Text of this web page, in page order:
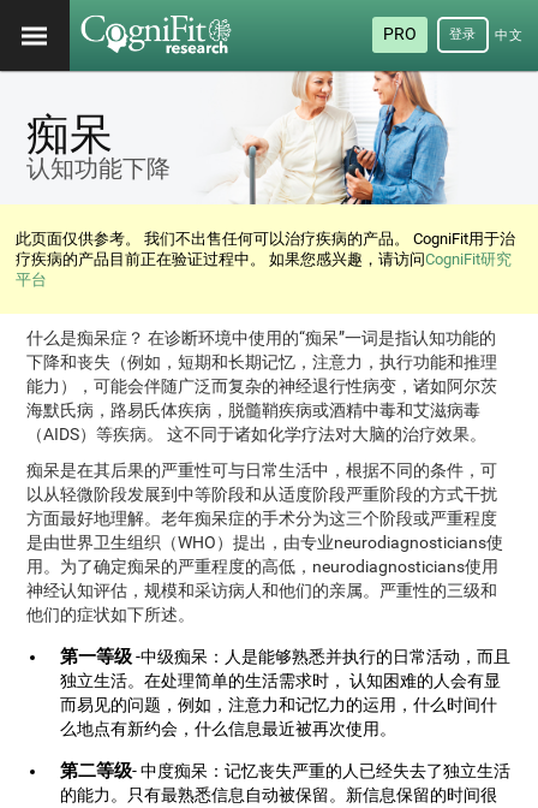
PRO 中文
(简
登录
痴呆
认知功能下降
此页面仅供参考。 我们不出售任何可以治疗疾病的产品。 CogniFit用于治
疗疾病的产品目前正在验证过程中。 如果您感兴趣，请访问CogniFit研究
平台
什么是痴呆症？ 在诊断环境中使用的“痴呆”一词是指认知功能的
下降和丧失（例如，短期和长期记忆，注意力，执行功能和推理
能力），可能会伴随广泛而复杂的神经退行性病变，诸如阿尔茨
海默氏病，路易氏体疾病，脱髓鞘疾病或酒精中毒和艾滋病毒
（AIDS）等疾病。 这不同于诸如化学疗法对大脑的治疗效果。
痴呆是在其后果的严重性可与日常生活中，根据不同的条件，可
以从轻微阶段发展到中等阶段和从适度阶段严重阶段的方式干扰
方面最好地理解。老年痴呆症的手术分为这三个阶段或严重程度
是由世界卫生组织（WHO）提出，由专业neurodiagnosticians使
用。为了确定痴呆的严重程度的高低，neurodiagnosticians使用
神经认知评估，规模和采访病人和他们的亲属。严重性的三级和
他们的症状如下所述。
第一等级-中级痴呆：人是能够熟悉并执行的日常活动，而且
独立生活。在处理简单的生活需求时， 认知困难的人会有显
而易见的问题，例如，注意力和记忆力的运用，什么时间什
么地点有新约会，什么信息最近被再次使用。
第二等级- 中度痴呆：记忆丧失严重的人已经失去了独立生活
的能力。只有最熟悉信息自动被保留。新信息保留的时间很